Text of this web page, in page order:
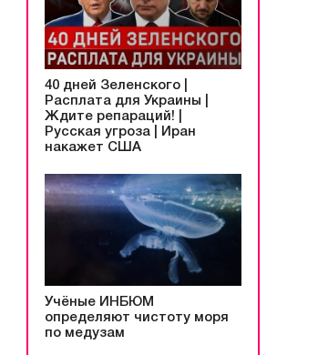
40 дней Зеленского |
Расплата для Украины |
Ждите репараций! |
Русская угроза | Иран
накажет США
Учёные ИНБЮМ
определяют чистоту моря
по медузам